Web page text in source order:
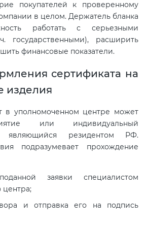
покупателей к проверенному
в целом. Держатель бланка
работать с серьезными
государственными), расширить
финансовые показатели.
сертификата на
изделия
в уполномоченном центре может
или индивидуальный
являющийся резидентом РФ.
подразумевает прохождение
заявки специалистом
центра;
и отправка его на подпись